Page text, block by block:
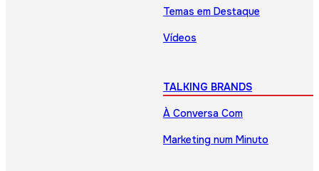
Temas em Destaque
Vídeos
TALKING BRANDS
À Conversa Com
Marketing num Minuto